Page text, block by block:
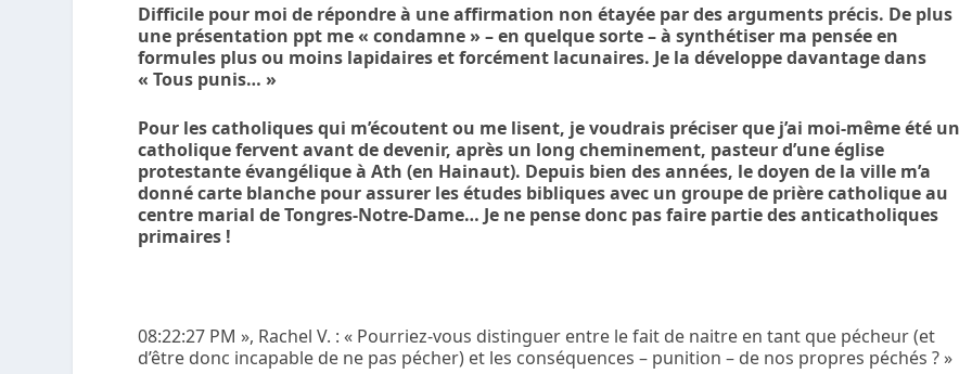
Difficile pour moi de répondre à une affirmation non étayée par des arguments précis. De plus
une présentation ppt me « condamne » – en quelque sorte – à synthétiser ma pensée en
formules plus ou moins lapidaires et forcément lacunaires. Je la développe davantage dans
« Tous punis… »
Pour les catholiques qui m’écoutent ou me lisent, je voudrais préciser que j’ai moi-même été un
catholique fervent avant de devenir, après un long cheminement, pasteur d’une église
protestante évangélique à Ath (en Hainaut). Depuis bien des années, le doyen de la ville m’a
donné carte blanche pour assurer les études bibliques avec un groupe de prière catholique au
centre marial de Tongres-Notre-Dame… Je ne pense donc pas faire partie des anticatholiques
primaires !
08:22:27 PM », Rachel V. : « Pourriez-vous distinguer entre le fait de naitre en tant que pécheur (et
d’être donc incapable de ne pas pécher) et les conséquences – punition – de nos propres péchés ? »